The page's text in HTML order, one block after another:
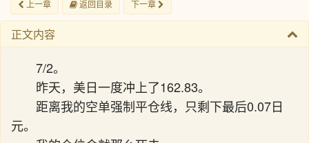
上一章 返回目录 下一章
正文内容
7/2。
昨天，美日一度冲上了162.83。
距离我的空单强制平仓线，只剩下最后0.07日
元。